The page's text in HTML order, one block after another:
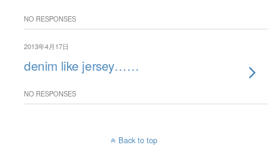
NO RESPONSES
2013年4月17日
denim like jersey……
NO RESPONSES
Back to top